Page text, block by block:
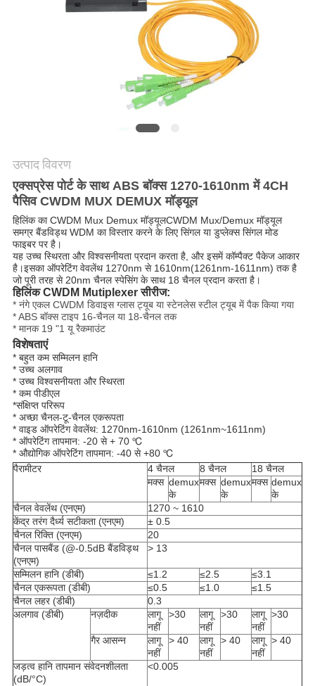
उत्पाद विवरण
एक्सप्रेस पोर्ट के साथ ABS बॉक्स 1270-1610nm में 4CH
पैसिव CWDM MUX DEMUX मॉड्यूल
हिलिंक का CWDM Mux Demux मॉड्यूलCWDM Mux/Demux मॉड्यूल
समग्र बैंडविड्थ WDM का विस्तार करने के लिए सिंगल या डुप्लेक्स सिंगल मोड
फाइबर पर है।
यह उच्च स्थिरता और विश्वसनीयता प्रदान करता है, और इसमें कॉम्पैक्ट पैकेज आकार
है।इसका ऑपरेटिंग वेवलेंथ 1270nm से 1610nm(1261nm-1611nm) तक है
जो पूरी तरह से 20nm चैनल स्पेसिंग के साथ 18 चैनल प्रदान करता है।
हिलिंक CWDM Mutiplexer सीरीज:
* नंगे एकल CWDM डिवाइस ग्लास ट्यूब या स्टेनलेस स्टील ट्यूब में पैक किया गया
* ABS बॉक्स टाइप 16-चैनल या 18-चैनल तक
* मानक 19 "1 यू रैकमाउंट
विशेषताएं
* बहुत कम सम्मिलन हानि
* उच्च अलगाव
* उच्च विश्वसनीयता और स्थिरता
* कम पीडीएल
*संक्षिप्त परिरूप
* अच्छा चैनल-टू-चैनल एकरूपता
* वाइड ऑपरेटिंग वेवलेंथ: 1270nm-1610nm (1261nm~1611nm)
* ऑपरेटिंग तापमान: -20 से + 70 ℃
* औद्योगिक ऑपरेटिंग तापमान: -40 से +80 ℃
पैरामीटर
4 चैनल 8 चैनल
18 चैनल
मक्स demux
के
मक्स demux
के
मक्स demux
के
चैनल वेवलेंथ (एनएम)
1270 ~ 1610
केंद्र तरंग दैर्ध्य सटीकता (एनएम)
± 0.5
चैनल रिक्ति (एनएम)
20
चैनल पासबैंड (@-0.5dB बैंडविड्थ
(एनएम)
> 13
सम्मिलन हानि (डीबी) ≤1.2 ≤2.5
≤3.1
चैनल एकरूपता (डीबी)
≤0.5 ≤1.0
≤1.5
चैनल लहर (डीबी)
0.3
अलगाव (डीबी)
नज़दीक
लागू
नहीं
>30
लागू
नहीं
>30
लागू
नहीं
>30
गैर आसन्न
लागू
नहीं
> 40
लागू
नहीं
> 40
लागू
नहीं
> 40
जड़त्व हानि तापमान संवेदनशीलता
(dB/°C)
<0.005